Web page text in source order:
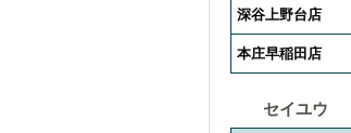
深谷上野台店
本庄早稲田店
セイユウ